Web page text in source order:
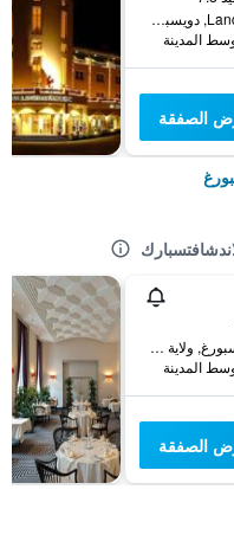
Landfermannstr. 20, دويسبورغ, ولاية شمال الراين وستفاليا, ألمانيا
الصفقة
Wolfstr. 33, دويسبورغ, ولاية شمال الراين وستفاليا, ألمانيا
الصفقة